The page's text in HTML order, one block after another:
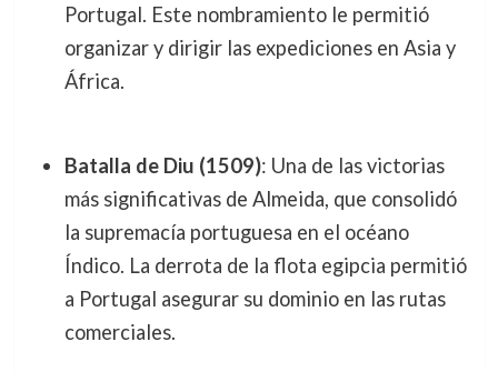
Portugal. Este nombramiento le permitió
organizar y dirigir las expediciones en Asia y
África.
Batalla de Diu (1509): Una de las victorias
más significativas de Almeida, que consolidó
la supremacía portuguesa en el océano
Índico. La derrota de la flota egipcia permitió
a Portugal asegurar su dominio en las rutas
comerciales.